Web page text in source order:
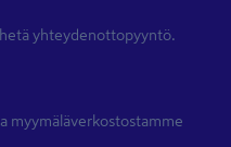
yhteydenottopyyntö.
myymäläverkostostamme